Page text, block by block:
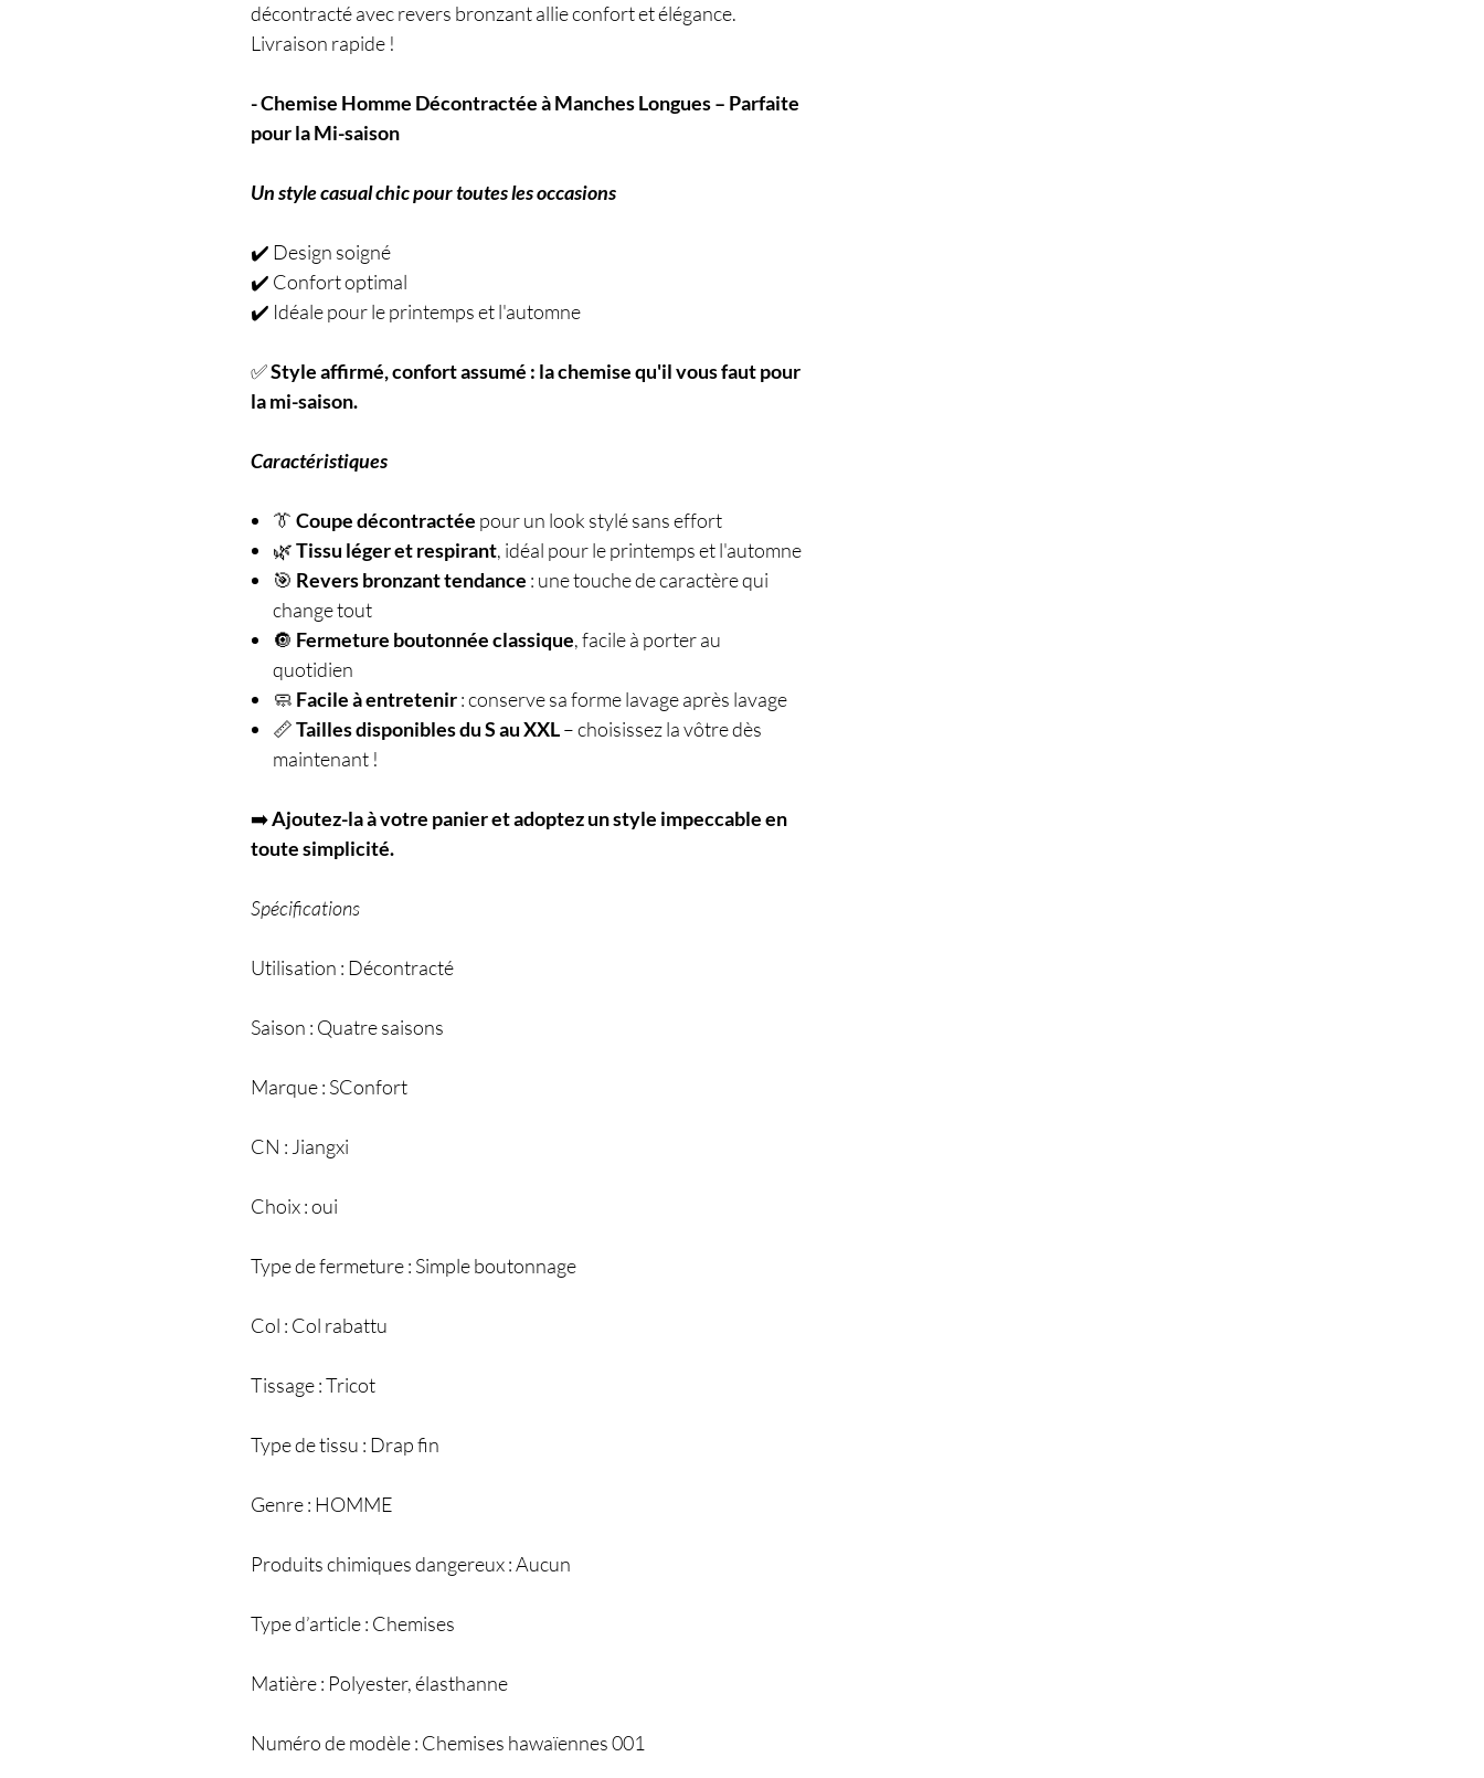
décontracté avec revers bronzant allie confort et élégance.
Livraison rapide !
- Chemise Homme Décontractée à Manches Longues – Parfaite
pour la Mi-saison
Un style casual chic pour toutes les occasions
✔️ Design soigné
✔️ Confort optimal
✔️ Idéale pour le printemps et l'automne
✅Style affirmé, confort assumé : la chemise qu'il vous faut pour
la mi-saison.
Caractéristiques
👔 Coupe décontractée pour un look stylé sans effort
🌿Tissu léger et respirant, idéal pour le printemps et l'automne
🎯 Revers bronzant tendance : une touche de caractère qui
change tout
🔘 Fermeture boutonnée classique, facile à porter au
quotidien
🧼 Facile à entretenir: conserve sa forme lavage après lavage
📏Tailles disponibles du S au XXL– choisissez la vôtre dès
maintenant !
➡️Ajoutez-la à votre panier et adoptez un style impeccable en
toute simplicité.
Spécifications
Utilisation : Décontracté
Saison : Quatre saisons
Marque : SConfort
CN : Jiangxi
Choix : oui
Type de fermeture : Simple boutonnage
Col : Col rabattu
Tissage : Tricot
Type de tissu : Drap fin
Genre : HOMME
Produits chimiques dangereux : Aucun
Type d’article : Chemises
Matière : Polyester, élasthanne
Numéro de modèle : Chemises hawaïennes 001